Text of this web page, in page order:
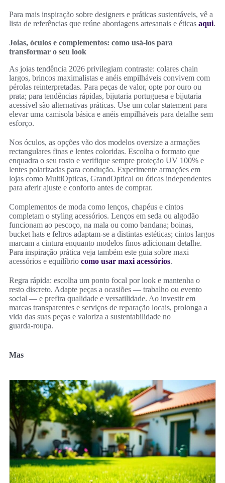
Para mais inspiração sobre designers e práticas sustentáveis, vê a
lista de referências que reúne abordagens artesanais e éticas aqui.
Joias, óculos e complementos: como usá-los para
transformar o seu look
As joias tendência 2026 privilegiam contraste: colares chain
largos, brincos maximalistas e anéis empilháveis convivem com
pérolas reinterpretadas. Para peças de valor, opte por ouro ou
prata; para tendências rápidas, bijutaria portuguesa e bijutaria
acessível são alternativas práticas. Use um colar statement para
elevar uma camisola básica e anéis empilháveis para detalhe sem
esforço.
Nos óculos, as opções vão dos modelos oversize a armações
rectangulares finas e lentes coloridas. Escolha o formato que
enquadra o seu rosto e verifique sempre proteção UV 100% e
lentes polarizadas para condução. Experimente armações em
lojas como MultiOpticas, GrandOptical ou óticas independentes
para aferir ajuste e conforto antes de comprar.
Complementos de moda como lenços, chapéus e cintos
completam o styling acessórios. Lenços em seda ou algodão
funcionam ao pescoço, na mala ou como bandana; boinas,
bucket hats e feltros adaptam-se a distintas estéticas; cintos largos
marcam a cintura enquanto modelos finos adicionam detalhe.
Para inspiração prática veja também este guia sobre maxi
acessórios e equilíbrio como usar maxi acessórios.
Regra rápida: escolha um ponto focal por look e mantenha o
resto discreto. Adapte peças a ocasiões — trabalho ou evento
social — e prefira qualidade e versatilidade. Ao investir em
marcas transparentes e serviços de reparação locais, prolonga a
vida das suas peças e valoriza a sustentabilidade no
guarda‑roupa.
Mas